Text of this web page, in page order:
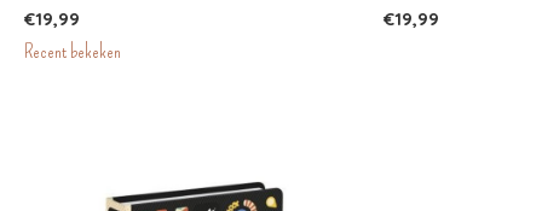
€19,99
€19,99
Recent bekeken